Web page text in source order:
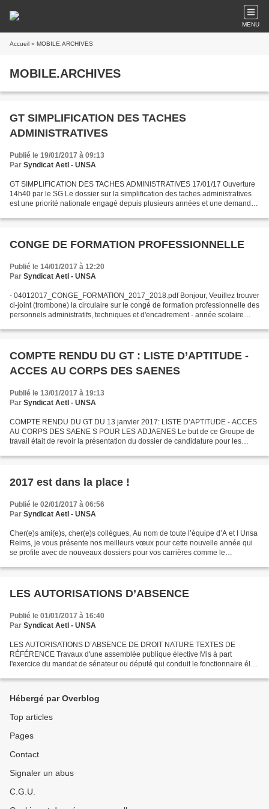
MENU
Accueil » MOBILE.ARCHIVES
MOBILE.ARCHIVES
GT SIMPLIFICATION DES TACHES
ADMINISTRATIVES
Publié le 19/01/2017 à 09:13
Par Syndicat AetI - UNSA
GT SIMPLIFICATION DES TACHES ADMINISTRATIVES 17/01/17 Ouverture
14h40 par le SG Le dossier sur la simplification des taches administratives
est une priorité nationale engagé depuis plusieurs années et une demande
CONGE DE FORMATION PROFESSIONNELLE
Publié le 14/01/2017 à 12:20
Par Syndicat AetI - UNSA
- 04012017_CONGE_FORMATION_2017_2018.pdf Bonjour, Veuillez trouver
ci-joint (trombone) la circulaire sur le congé de formation professionnelle des
personnels administratifs, techniques et d'encadrement - année scolaire
COMPTE RENDU DU GT : LISTE D’APTITUDE -
ACCES AU CORPS DES SAENES
Publié le 13/01/2017 à 19:13
Par Syndicat AetI - UNSA
COMPTE RENDU DU GT DU 13 janvier 2017: LISTE D’APTITUDE - ACCES
AU CORPS DES SAENE S POUR LES ADJAENES Le but de ce Groupe de
travail était de revoir la présentation du dossier de candidature pour les
2017 est dans la place !
Publié le 02/01/2017 à 06:56
Par Syndicat AetI - UNSA
Cher(e)s ami(e)s, cher(e)s collègues, Au nom de toute l’équipe d’A et I Unsa
Reims, je vous présente nos meilleurs vœux pour cette nouvelle année qui
se profile avec de nouveaux dossiers pour vos carrières comme le
LES AUTORISATIONS D’ABSENCE
Publié le 01/01/2017 à 16:40
Par Syndicat AetI - UNSA
LES AUTORISATIONS D’ABSENCE DE DROIT NATURE TEXTES DE
RÉFÉRENCE Travaux d'une assemblée publique élective Mis à part
l'exercice du mandat de sénateur ou député qui conduit le fonctionnaire élu
Hébergé par Overblog
Top articles
Pages
Contact
Signaler un abus
C.G.U.